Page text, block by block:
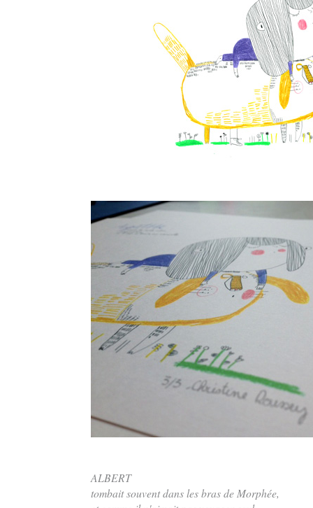
ALBERT
tombait souvent dans les bras de Morphée,